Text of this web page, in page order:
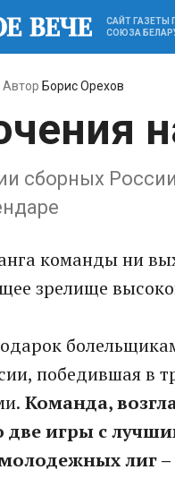
САЙТ ГАЗЕТЫ
СОЮЗА
Автор Борис Орехов
сборных
команды ни
зрелище
победившая в
Команда,
две игры с
лиг